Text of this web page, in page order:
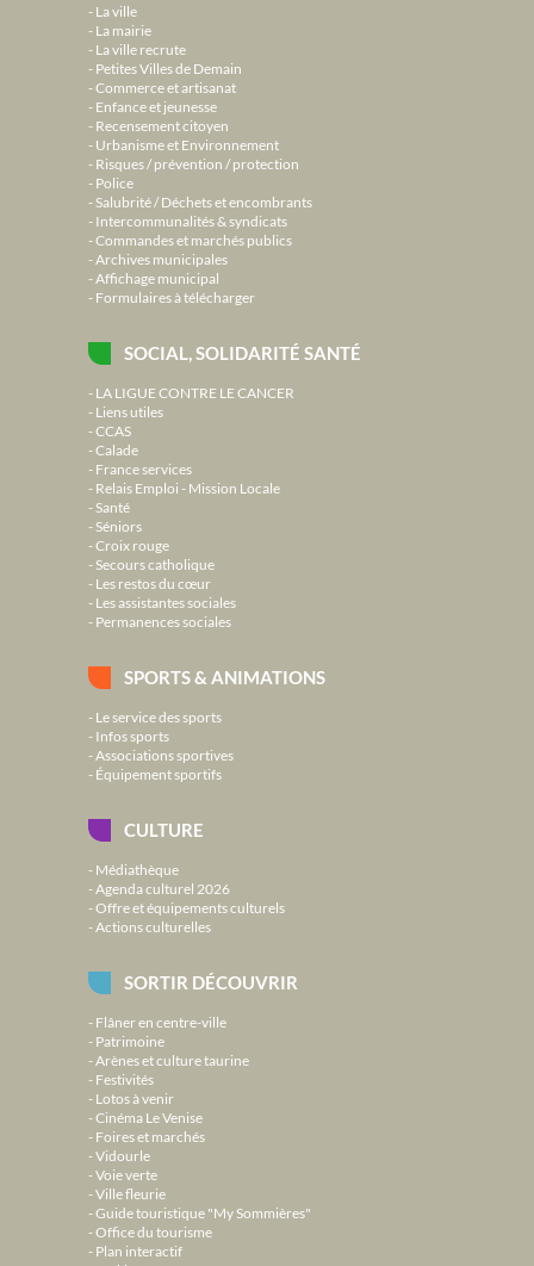
La ville
La mairie
La ville recrute
Petites Villes de Demain
Commerce et artisanat
Enfance et jeunesse
Recensement citoyen
Urbanisme et Environnement
Risques / prévention / protection
Police
Salubrité / Déchets et encombrants
Intercommunalités & syndicats
Commandes et marchés publics
Archives municipales
Affichage municipal
Formulaires à télécharger
SOCIAL, SOLIDARITÉ SANTÉ
LA LIGUE CONTRE LE CANCER
Liens utiles
CCAS
Calade
France services
Relais Emploi - Mission Locale
Santé
Séniors
Croix rouge
Secours catholique
Les restos du cœur
Les assistantes sociales
Permanences sociales
SPORTS & ANIMATIONS
Le service des sports
Infos sports
Associations sportives
Équipement sportifs
CULTURE
Médiathèque
Agenda culturel 2026
Offre et équipements culturels
Actions culturelles
SORTIR DÉCOUVRIR
Flâner en centre-ville
Patrimoine
Arènes et culture taurine
Festivités
Lotos à venir
Cinéma Le Venise
Foires et marchés
Vidourle
Voie verte
Ville fleurie
Guide touristique "My Sommières"
Office du tourisme
Plan interactif